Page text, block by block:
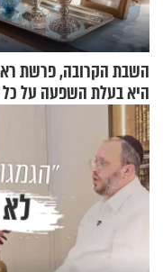
השבת הקרובה, פרשת
היא בעלת השפעה על
תשפ"ז